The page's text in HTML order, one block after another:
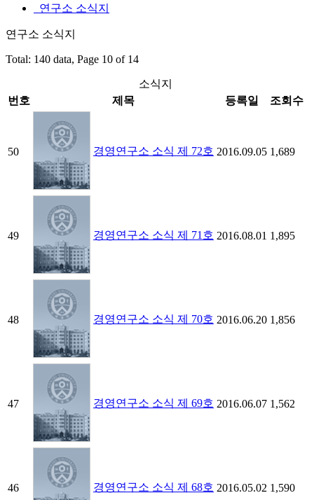
연구소 소식지
연구소 소식지
Total: 140 data, Page 10 of 14
소식지
번호
제목 등록일 조회수
50 경영연구소 소식 제 72호 2016.09.05 1,689
49 경영연구소 소식 제 71호 2016.08.01 1,895
48 경영연구소 소식 제 70호 2016.06.20 1,856
47 경영연구소 소식 제 69호 2016.06.07 1,562
46 경영연구소 소식 제 68호 2016.05.02 1,590